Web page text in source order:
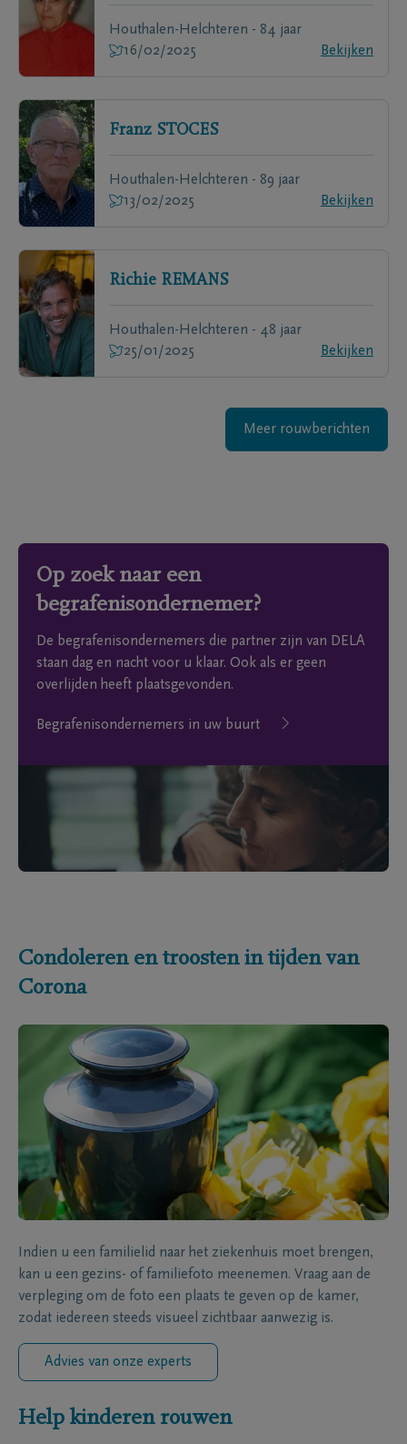
Houthalen-Helchteren - 84 jaar
16/02/2025
Bekijken
Franz STOCES
Houthalen-Helchteren - 89 jaar
13/02/2025
Bekijken
Richie REMANS
Houthalen-Helchteren - 48 jaar
25/01/2025
Bekijken
Meer rouwberichten
Op zoek naar een
begrafenisondernemer?
De begrafenisondernemers die partner zijn van DELA
staan dag en nacht voor u klaar. Ook als er geen
overlijden heeft plaatsgevonden.
Begrafenisondernemers in uw buurt
Condoleren en troosten in tijden van
Corona
Indien u een familielid naar het ziekenhuis moet brengen,
kan u een gezins- of familiefoto meenemen. Vraag aan de
verpleging om de foto een plaats te geven op de kamer,
zodat iedereen steeds visueel zichtbaar aanwezig is.
Advies van onze experts
Help kinderen rouwen